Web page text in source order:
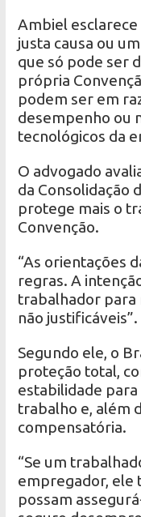
Ambiel
justa causa ou
que só pode ser
própria
podem ser em
desempenho ou
tecnológicos da
O advogado
da Consolidação
protege mais o
Convenção.
“As orientações
regras. A
trabalhador para
não justificáveis”.
Segundo ele, o
proteção total,
estabilidade
trabalho e, além
compensatória.
“Se um
empregador, ele
possam